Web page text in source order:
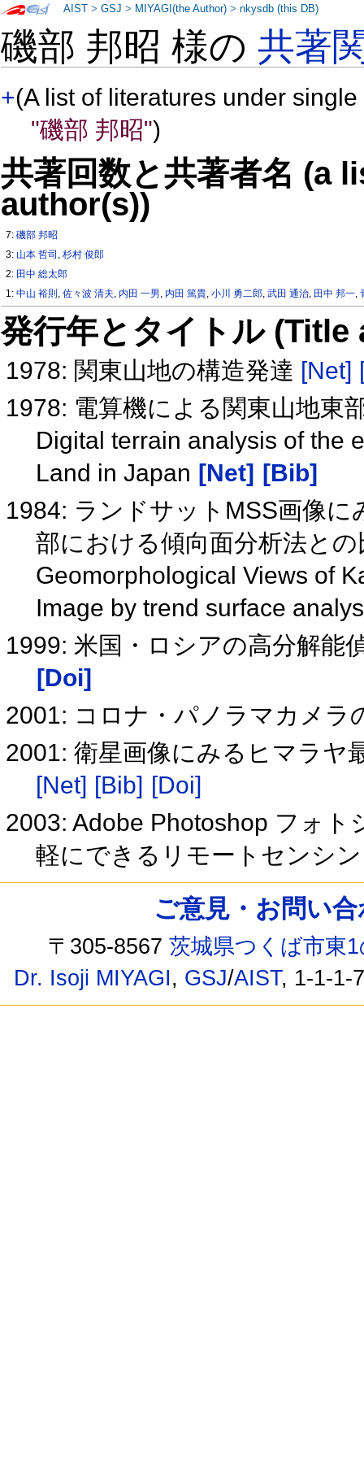
磯部 邦昭 様の共著
+(A list of literatures under
"磯部 邦昭")
共著回数と共著者名 (a
author(s))
7:磯部 邦昭
3: 山本 哲司 ,杉村 俊郎
2: 田中 総太郎
1:中山 裕則 ,佐々波 清夫, 内田 一男, 内田 篤貴,小川 勇二郎,武田 通治, 田中 邦一,
発行年とタイトル
1978: 関東山地の構造発達 [Net]
1978: 電算機による関東山地東
Digital terrain analysis of the
Land in Japan [Net]
[Bib]
1984: ランドサットMSS画像
部における傾向面分析法と
Geomorphological Views of
Image by trend surface
1999: 米国・ロシアの高分解能
[Doi]
2001: コロナ・パノラマカメラ
2001: 衛星画像にみるヒマラヤ
[Net] [Bib] [Doi]
2003: Adobe Photoshop フォ
軽にできるリモートセンシ
AIST >GSJ > MIYAGI(the Author) >nkysdb (this DB)
ご意見・お問い
〒305-8567茨城県つくば市東
Dr. Isoji MIYAGI, GSJ/AIST, 1-1-1-